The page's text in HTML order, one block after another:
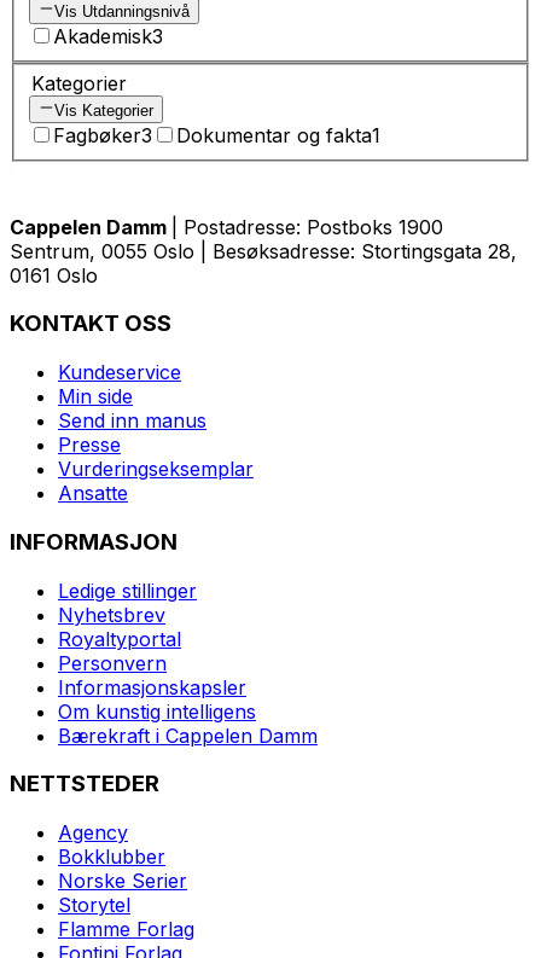
Vis Utdanningsnivå
Akademisk3
Kategorier
Vis Kategorier
Fagbøker3 Dokumentar og fakta1
Cappelen Damm
| Postadresse: Postboks 1900
Sentrum, 0055 Oslo | Besøksadresse: Stortingsgata 28,
0161 Oslo
KONTAKT OSS
Kundeservice
Min side
Send inn manus
Presse
Vurderingseksemplar
Ansatte
INFORMASJON
Ledige stillinger
Nyhetsbrev
Royaltyportal
Personvern
Informasjonskapsler
Om kunstig intelligens
Bærekraft i Cappelen Damm
NETTSTEDER
Agency
Bokklubber
Norske Serier
Storytel
Flamme Forlag
Fontini Forlag